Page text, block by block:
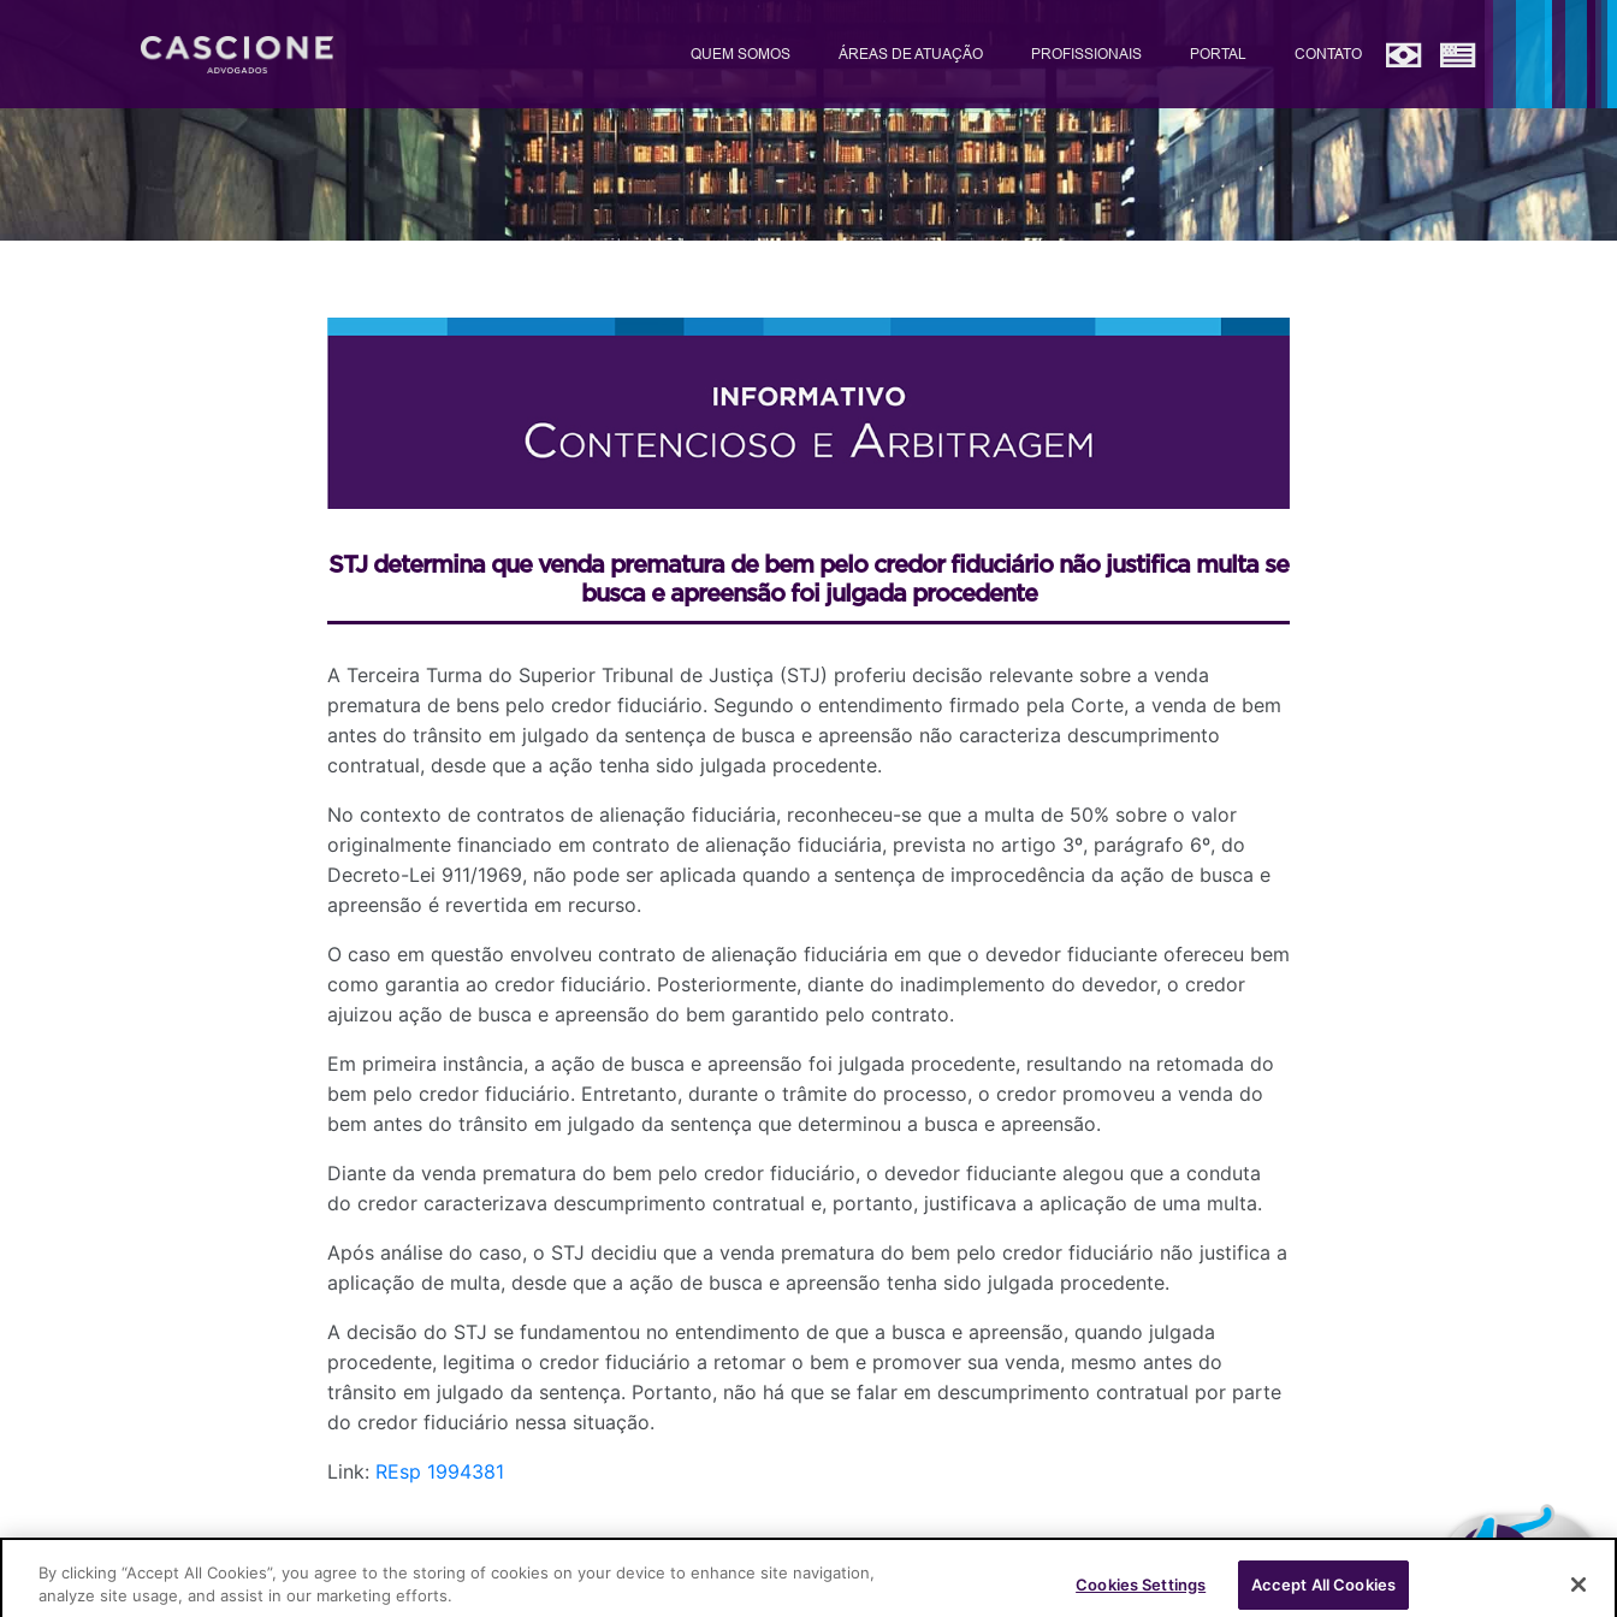
QUEM SOMOS ÁREAS DE ATUAÇÃO PROFISSIONAIS PORTAL CONTATO
STJ determina que venda prematura de bem pelo credor fiduciário não justifica multa se
busca e apreensão foi julgada procedente
A Terceira Turma do Superior Tribunal de Justiça (STJ) proferiu decisão relevante sobre a venda
prematura de bens pelo credor fiduciário. Segundo o entendimento firmado pela Corte, a venda de bem
antes do trânsito em julgado da sentença de busca e apreensão não caracteriza descumprimento
contratual, desde que a ação tenha sido julgada procedente.
No contexto de contratos de alienação fiduciária, reconheceu-se que a multa de 50% sobre o valor
originalmente financiado em contrato de alienação fiduciária, prevista no artigo 3º, parágrafo 6º, do
Decreto-Lei 911/1969, não pode ser aplicada quando a sentença de improcedência da ação de busca e
apreensão é revertida em recurso.
O caso em questão envolveu contrato de alienação fiduciária em que o devedor fiduciante ofereceu bem
como garantia ao credor fiduciário. Posteriormente, diante do inadimplemento do devedor, o credor
ajuizou ação de busca e apreensão do bem garantido pelo contrato.
Em primeira instância, a ação de busca e apreensão foi julgada procedente, resultando na retomada do
bem pelo credor fiduciário. Entretanto, durante o trâmite do processo, o credor promoveu a venda do
bem antes do trânsito em julgado da sentença que determinou a busca e apreensão.
Diante da venda prematura do bem pelo credor fiduciário, o devedor fiduciante alegou que a conduta
do credor caracterizava descumprimento contratual e, portanto, justificava a aplicação de uma multa.
Após análise do caso, o STJ decidiu que a venda prematura do bem pelo credor fiduciário não justifica a
aplicação de multa, desde que a ação de busca e apreensão tenha sido julgada procedente.
A decisão do STJ se fundamentou no entendimento de que a busca e apreensão, quando julgada
procedente, legitima o credor fiduciário a retomar o bem e promover sua venda, mesmo antes do
trânsito em julgado da sentença. Portanto, não há que se falar em descumprimento contratual por parte
do credor fiduciário nessa situação.
Link: REsp 1994381
By clicking “Accept All Cookies”, you agree to the storing of cookies on your device to enhance site navigation,
analyze site usage, and assist in our marketing efforts.
Cookies Settings Accept All Cookies